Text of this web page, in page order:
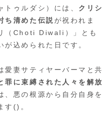
ゥルダシ）には、 クリシ
ち清めた伝説 が祝われま
（Choti Diwali）」とも
込められた日です。
愛妻サティヤーバーマと共
罪に束縛された人々を解放
、悪の根源から自分自身を
す()。